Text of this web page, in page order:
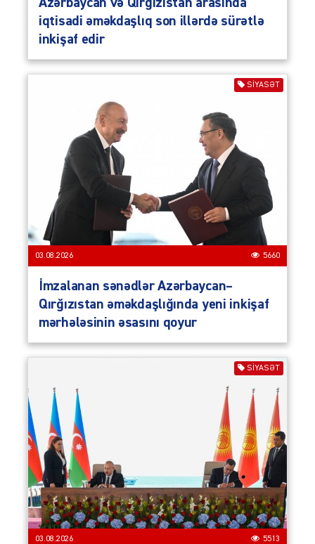
iqtisadi əməkdaşlıq son illərdə sürətlə
inkişaf edir
SIYASƏT
03.08.2026 5660
İmzalanan sənədlər Azərbaycan–
Qırğızıstan əməkdaşlığında yeni inkişaf
mərhələsinin əsasını qoyur
SIYASƏT
03.08.2026 5513